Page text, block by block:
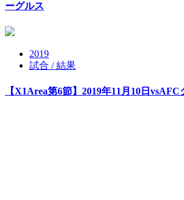
ーグルス
2019
試合 / 結果
【X1Area第6節】2019年11月10日